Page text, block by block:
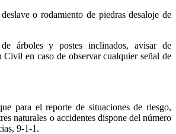
o rodamiento de piedras desaloje de
árboles y postes inclinados, avisar de
Civil en caso de observar cualquier señal de
para el reporte de situaciones de riesgo,
naturales o accidentes dispone del número
9-1-1.